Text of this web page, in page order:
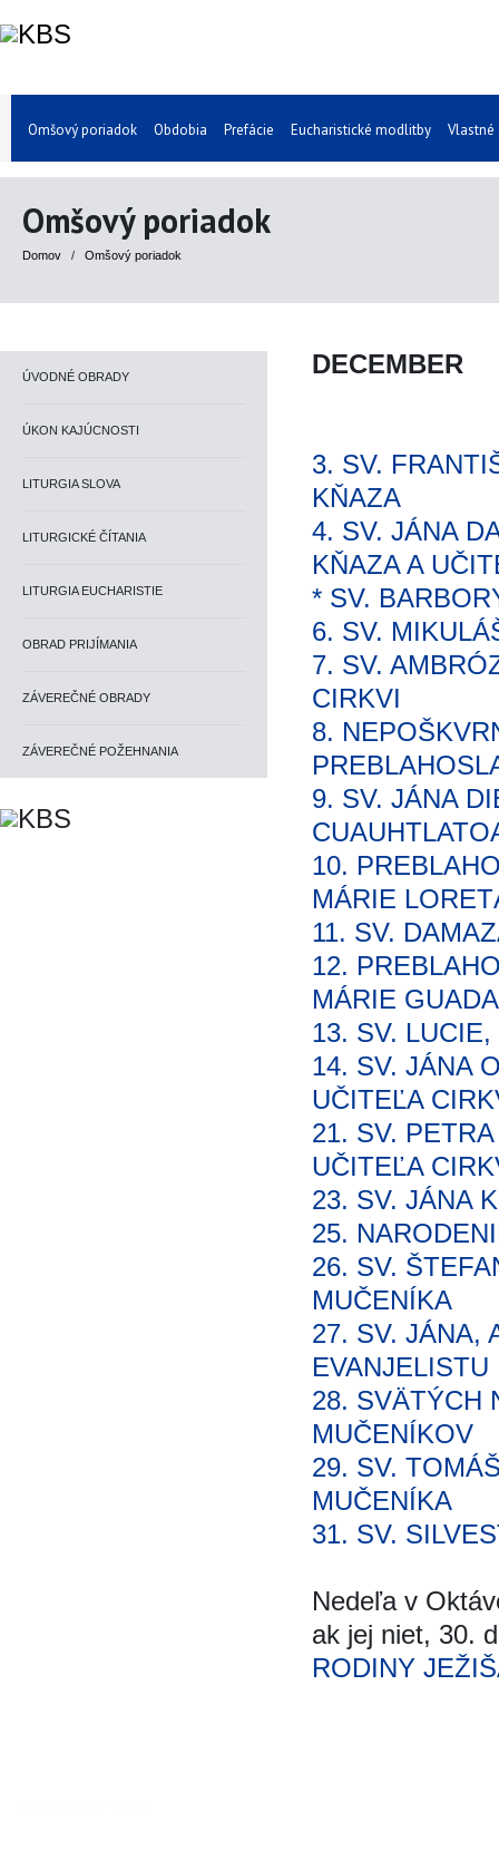
Omšový poriadok Obdobia Prefácie Eucharistické modlitby Vlastné
Omšový poriadok
Domov / Omšový poriadok
ÚVODNÉ OBRADY
ÚKON KAJÚCNOSTI
LITURGIA SLOVA
LITURGICKÉ ČÍTANIA
LITURGIA EUCHARISTIE
OBRAD PRIJÍMANIA
ZÁVEREČNÉ OBRADY
ZÁVEREČNÉ POŽEHNANIA
DECEMBER
3. SV.
KŇAZA
4. SV. JÁNA
KŇAZA A
* SV.
6. SV.
7. SV.
CIRKVI
8.
9. SV. JÁNA
10.
MÁRIE
11. SV.
12.
MÁRIE
13. SV.
14. SV. JÁNA
UČITEĽA
21. SV.
UČITEĽA
23. SV. JÁNA
25.
26. SV.
MUČENÍKA
27. SV. JÁNA,
EVANJELISTU
28. SVÄTÝCH
MUČENÍKOV
29. SV.
MUČENÍKA
31. SV.
Nedeľa v
ak jej niet, 30.
RODINY